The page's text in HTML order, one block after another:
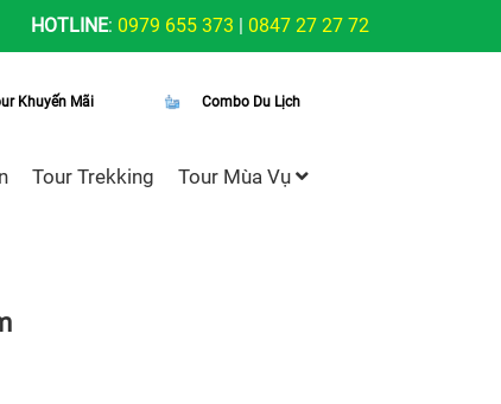
HOTLINE: 0979 655 373 | 0847 27 27 72
Khuyến Mãi Combo Du Lịch
Tour Trekking Tour Mùa Vụ